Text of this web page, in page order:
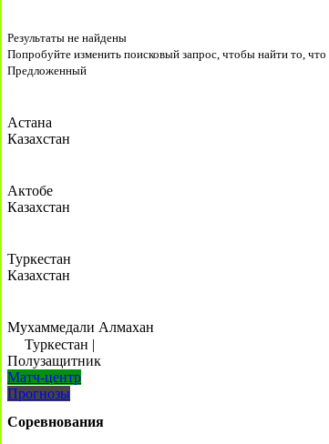
Результаты не найдены
Попробуйте изменить поисковый запрос, чтобы найти то,
Предложенный
Астана
Казахстан
Актобе
Казахстан
Туркестан
Казахстан
Мухаммедали Алмахан
Туркестан |
Полузащитник
Матч-центр
Прогнозы
Соревнования